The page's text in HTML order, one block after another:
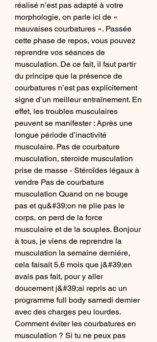
réalisé n’est pas adapté à votre
morphologie, on parle ici de «
mauvaises courbatures ». Passée
cette phase de repos, vous pouvez
reprendre vos séances de
musculation. De ce fait, il faut partir
du principe que la présence de
courbatures n’est pas explicitement
signe d’un meilleur entraînement. En
effet, les troubles musculaires
peuvent se manifester : Après une
longue période d’inactivité
musculaire. Pas de courbature
musculation, steroide musculation
prise de masse - Stéroïdes légaux à
vendre Pas de courbature
musculation Quand on ne bouge
pas et qu&#39;on ne plie pas le
corps, on perd de la force
musculaire et de la souples. Bonjour
à tous, je viens de reprendre la
musculation la semaine derniére,
cela faisait 5,6 mois que j&#39;en
avais pas fait, pour y aller
doucement j&#39;ai repris ac un
programme full body samedi dernier
avec des charges peu lourdes.
Comment éviter les courbatures en
musculation ? Si tu ne peux pas